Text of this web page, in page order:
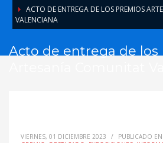
ACTO DE ENTREGA DE LOS PREMIOS
VALENCIANA
Acto de entrega de los
VIERNES, 01 DICIEMBRE 2023 / PUBLICADO EN